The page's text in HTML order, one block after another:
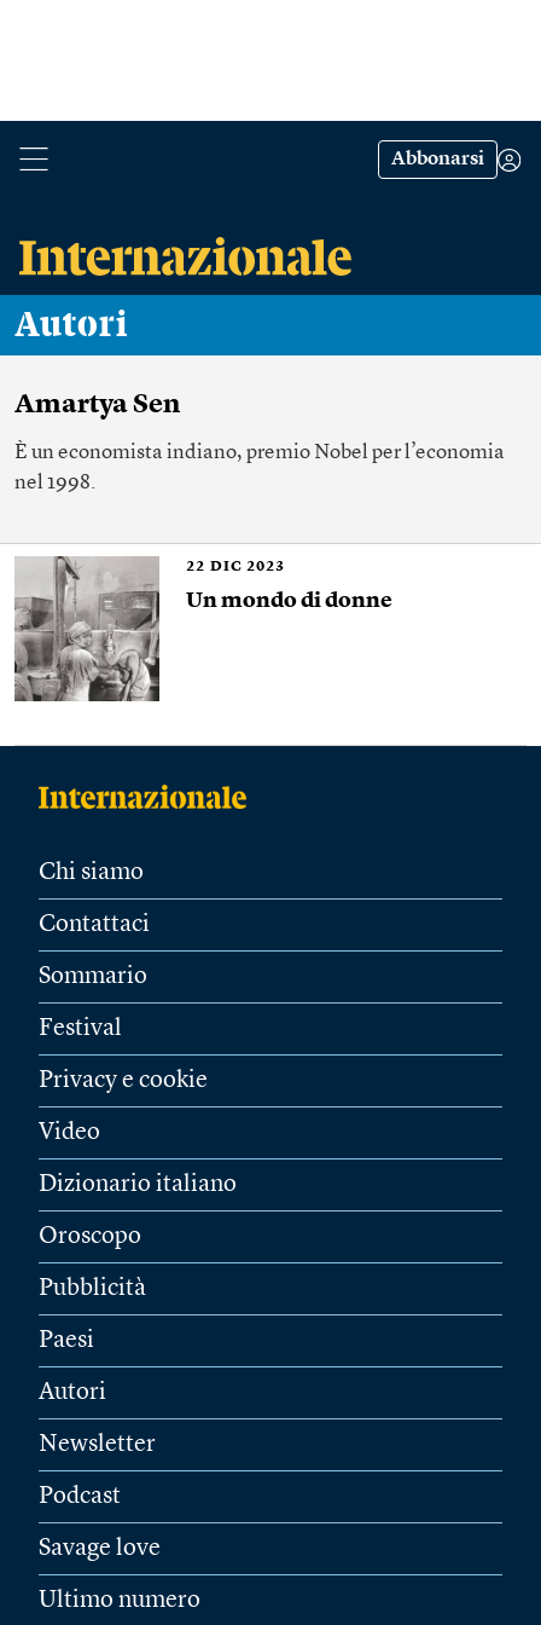
Abbonarsi
Autori
Amartya Sen
È un economista indiano, premio Nobel per l’economia
nel 1998.
22 DIC 2023
Un mondo di donne
Chi siamo
Contattaci
Sommario
Festival
Privacy e cookie
Video
Dizionario italiano
Oroscopo
Pubblicità
Paesi
Autori
Newsletter
Podcast
Savage love
Ultimo numero